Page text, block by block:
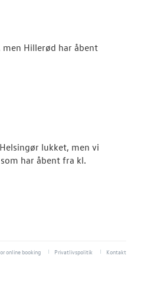
men Hillerød har åbent
lukket, men vi
har åbent fra kl.
online booking Privatlivspolitik Kontakt